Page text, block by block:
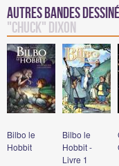
Autres Bandes
"Chuck" Dixon
Bilbo le
Hobbit
Bilbo le
Hobbit -
Livre 1